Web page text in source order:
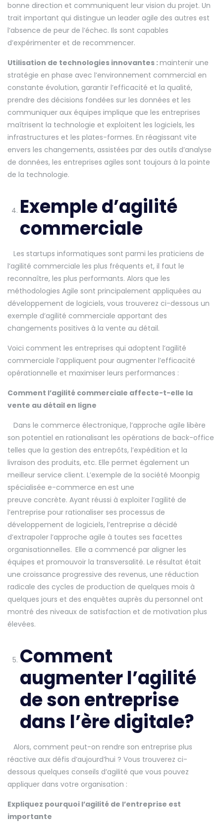
bonne direction et communiquent leur vision du projet. Un
trait important qui distingue un leader agile des autres est
l’absence de peur de l’échec. Ils sont capables
d’expérimenter et de recommencer.
Utilisation de technologies innovantes :maintenir une
stratégie en phase avec l’environnement commercial en
constante évolution, garantir l’efficacité et la qualité,
prendre des décisions fondées sur les données et les
communiquer aux équipes implique que les entreprises
maîtrisent la technologie et exploitent les logiciels, les
infrastructures et les plates-formes. En réagissant vite
envers les changements, assistées par des outils d’analyse
de données, les entreprises agiles sont toujours à la pointe
de la technologie.
Exemple d’agilité
commerciale
Les startups informatiques sont parmi les praticiens de
l’agilité commerciale les plus fréquents et, il faut le
reconnaître, les plus performants. Alors que les
méthodologies Agile sont principalement appliquées au
développement de logiciels, vous trouverez ci-dessous un
exemple d’agilité commerciale apportant des
changements positives à la vente au détail.
Voici comment les entreprises qui adoptent l’agilité
commerciale l’appliquent pour augmenter l’efficacité
opérationnelle et maximiser leurs performances :
Comment l’agilité commerciale affecte-t-elle la
vente au détail en ligne
Dans le commerce électronique, l’approche agile libère
son potentiel en rationalisant les opérations de back-office
telles que la gestion des entrepôts, l’expédition et la
livraison des produits, etc. Elle permet également un
meilleur service client. L’exemple de la société Moonpig
spécialisée e-commerce en est une
preuve concrète. Ayant réussi à exploiter l’agilité de
l’entreprise pour rationaliser ses processus de
développement de logiciels, l’entreprise a décidé
d’extrapoler l’approche agile à toutes ses facettes
organisationnelles. Elle a commencé par aligner les
équipes et promouvoir la transversalité. Le résultat était
une croissance progressive des revenus, une réduction
radicale des cycles de production de quelques mois à
quelques jours et des enquêtes auprès du personnel ont
montré des niveaux de satisfaction et de motivation plus
élevées.
Comment
augmenter l’agilité
de son entreprise
dans l’ère digitale?
Alors, comment peut-on rendre son entreprise plus
réactive aux défis d’aujourd’hui ? Vous trouverez ci-
dessous quelques conseils d’agilité que vous pouvez
appliquer dans votre organisation :
Expliquez pourquoi l’agilité de l’entreprise est
importante